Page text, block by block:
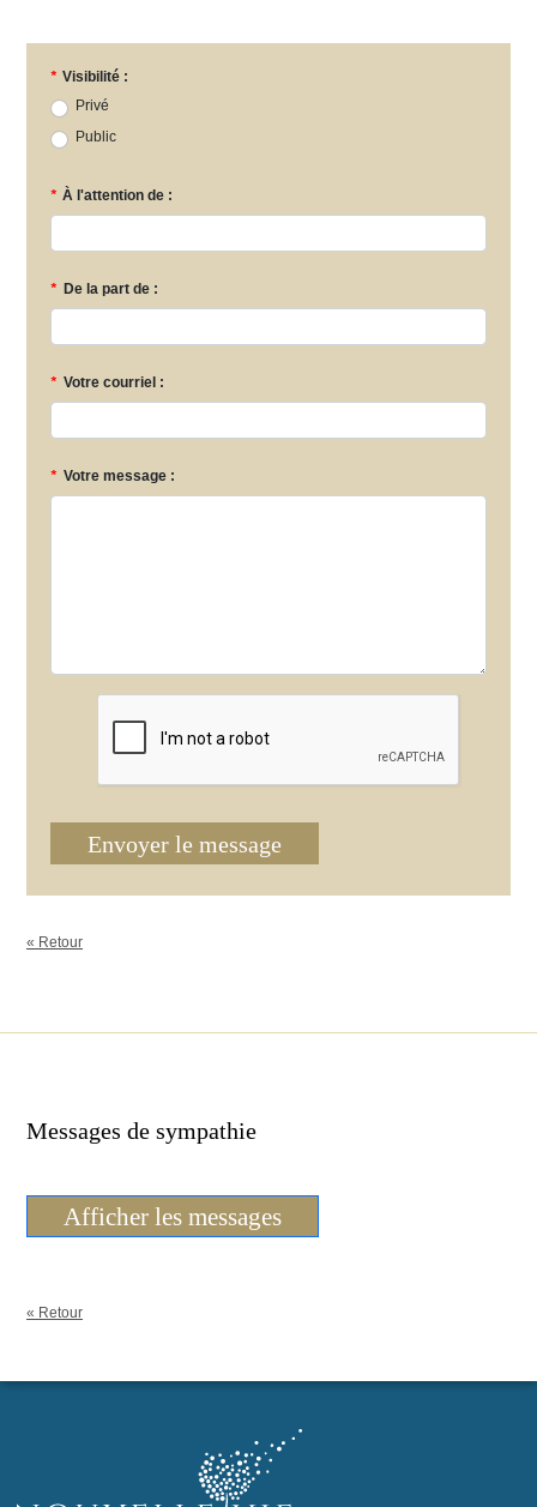
* Visibilité :
Privé
Public
* À l'attention de :
* De la part de :
* Votre courriel :
* Votre message :
Envoyer le message
« Retour
Messages de sympathie
Afficher les messages
« Retour